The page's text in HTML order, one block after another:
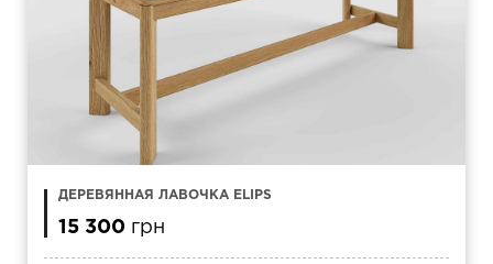
ДЕРЕВЯННАЯ ЛАВОЧКА ELIPS
15 300 грн